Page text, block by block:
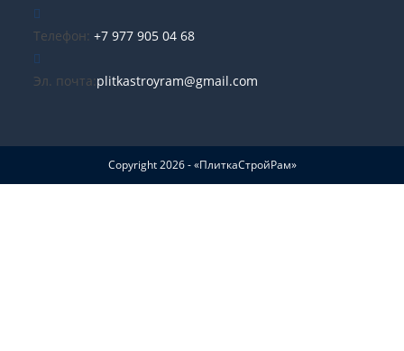
Телефон: +7 977 905 04 68
Эл. почта:plitkastroyram@gmail.com
Copyright 2026 - «ПлиткаСтройРам»